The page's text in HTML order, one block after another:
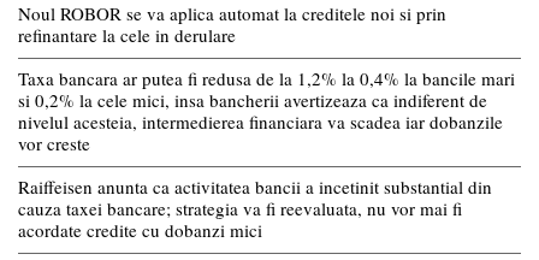
Noul ROBOR se va aplica automat la creditele noi si prin
refinantare la cele in derulare
Taxa bancara ar putea fi redusa de la 1,2% la 0,4% la bancile mari
si 0,2% la cele mici, insa bancherii avertizeaza ca indiferent de
nivelul acesteia, intermedierea financiara va scadea iar dobanzile
vor creste
Raiffeisen anunta ca activitatea bancii a incetinit substantial din
cauza taxei bancare; strategia va fi reevaluata, nu vor mai fi
acordate credite cu dobanzi mici